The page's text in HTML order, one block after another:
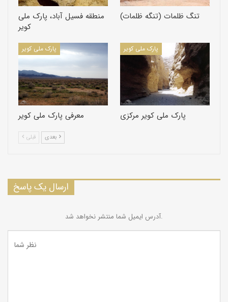
منطقه فسیل آباد، پارک ملی
کویر
تنگ ظلمات (تنگه ظلمات)
پارک ملی کویر
معرفی پارک ملی کویر
پارک ملی کویر
پارک ملی کویر مرکزی
قبلی
ارسال یک پاسخ
آدرس ایمیل شما منتشر نخواهد شد.